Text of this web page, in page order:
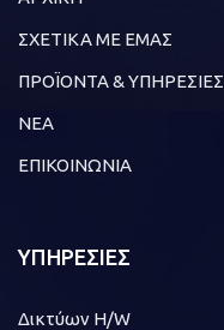
ΣΧΕΤΙΚΑ ΜΕ ΕΜΑΣ
ΠΡΟΪΟΝΤΑ & ΥΠΗΡΕΣΙΕΣ
ΝΕΑ
ΕΠΙΚΟΙΝΩΝΙΑ
ΥΠΗΡΕΣΙΕΣ
Δικτύων H/W